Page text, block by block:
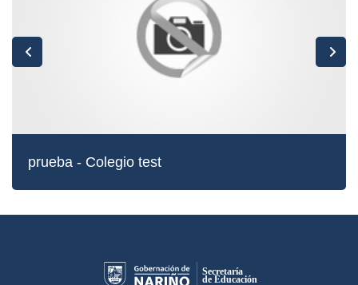
prueba - Colegio test